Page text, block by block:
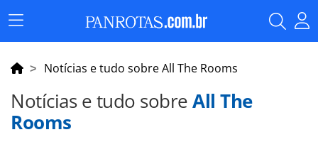
Menu
Principal
Notícias e tudo sobre All The Rooms
Notícias e tudo sobreAll The
Rooms